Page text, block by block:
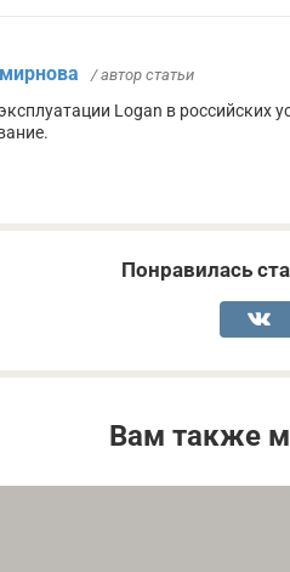
/ автор статьи
Logan в российских
Понравилась
Вам также